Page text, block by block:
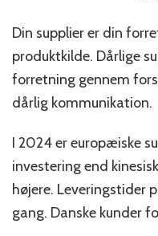
Din supplier er din
produktkilde. Dårlige
forretning gennem
dårlig kommunikation.
I 2024 er europæiske
investering end
højere. Leveringstider
gang. Danske kunder